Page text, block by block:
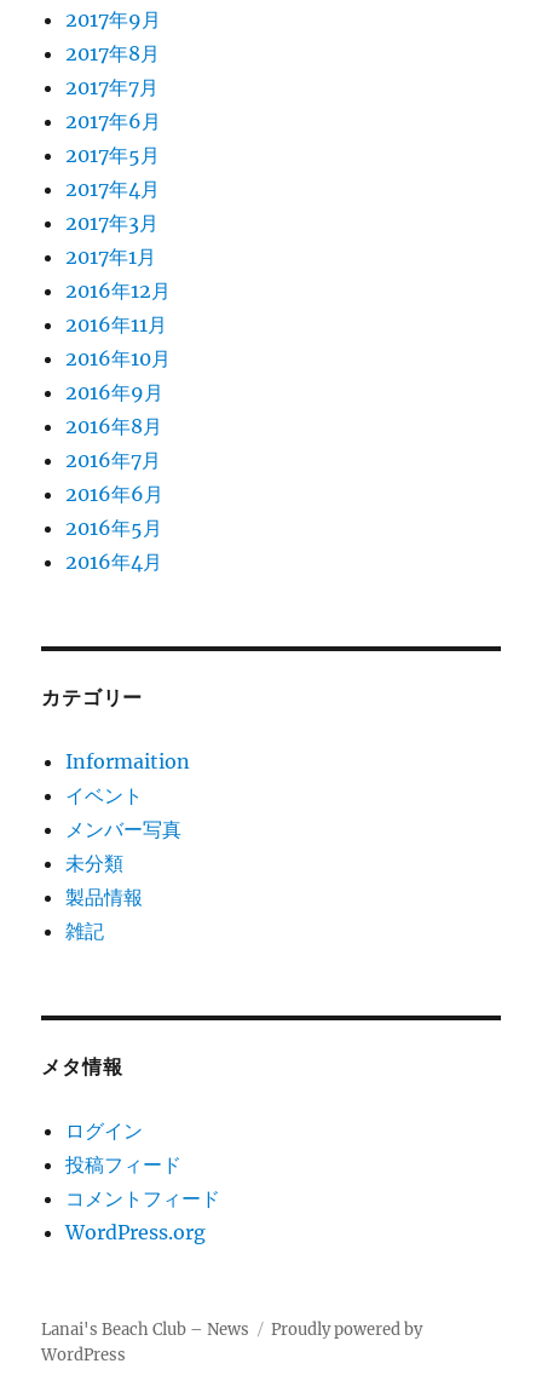
2017年9月
2017年8月
2017年7月
2017年6月
2017年5月
2017年4月
2017年3月
2017年1月
2016年12月
2016年11月
2016年10月
2016年9月
2016年8月
2016年7月
2016年6月
2016年5月
2016年4月
カテゴリー
Informaition
イベント
メンバー写真
未分類
製品情報
雑記
メタ情報
ログイン
投稿フィード
コメントフィード
WordPress.org
Lanai's Beach Club – News
Proudly powered by
WordPress